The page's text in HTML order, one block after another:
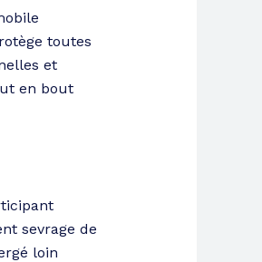
toutes
et
en bout
sevrage de
loin